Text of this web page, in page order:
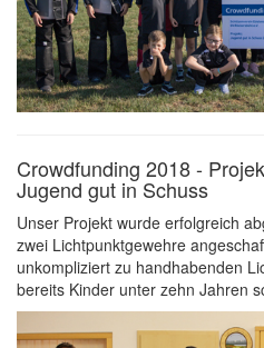
Crowdfunding 2018 -
Jugend gut in Schuss
Unser Projekt wurde erfolgreich
zwei Lichtpunktgewehre
unkompliziert zu handhabenden
bereits Kinder unter zehn Jahren